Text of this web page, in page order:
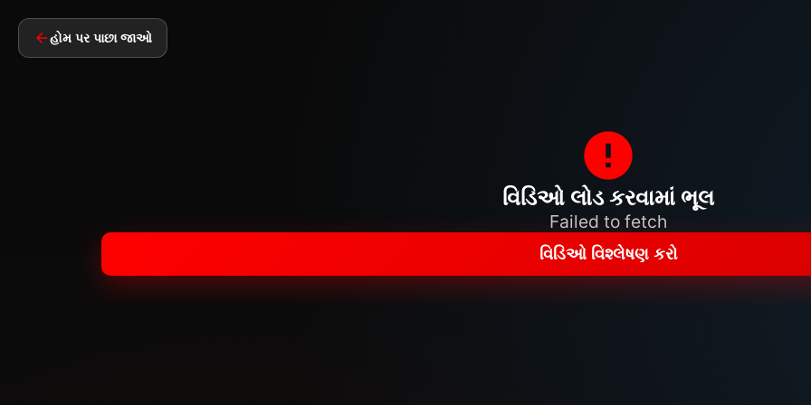
હોમ પર પાછા જાઓ
વિડિઓ લોડ કરવામાં ભૂલ
Failed to fetch
વિડિઓ વિશ્લેષણ કરો